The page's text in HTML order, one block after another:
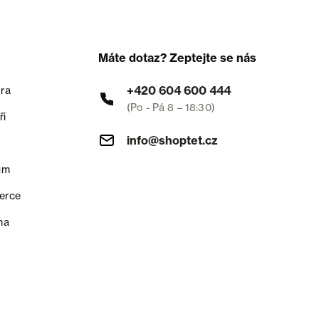
Máte dotaz? Zeptejte se nás
+420 604 600 444
(Po - Pá 8 – 18:30)
info@shoptet.cz